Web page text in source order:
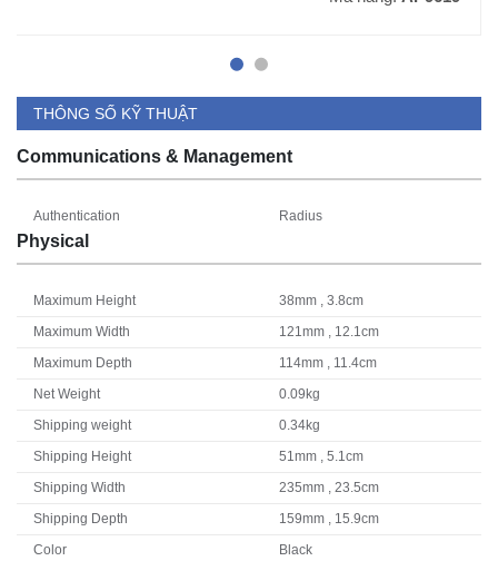
THÔNG SỐ KỸ THUẬT
Communications & Management
Authentication Radius
Physical
Maximum Height
38mm , 3.8cm
Maximum Width
121mm , 12.1cm
Maximum Depth
114mm , 11.4cm
Net Weight
0.09kg
Shipping weight
0.34kg
Shipping Height
51mm , 5.1cm
Shipping Width
235mm , 23.5cm
Shipping Depth
159mm , 15.9cm
Color
Black